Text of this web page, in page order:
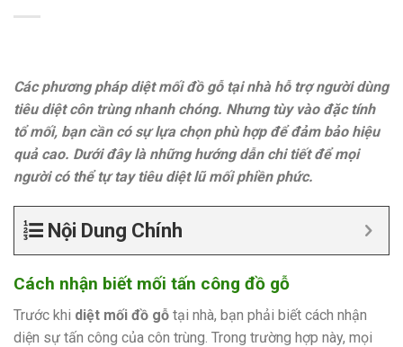
Các phương pháp diệt mối đồ gỗ tại nhà hỗ trợ người dùng
tiêu diệt côn trùng nhanh chóng. Nhưng tùy vào đặc tính
tổ mối, bạn cần có sự lựa chọn phù hợp để đảm bảo hiệu
quả cao. Dưới đây là những hướng dẫn chi tiết để mọi
người có thể tự tay tiêu diệt lũ mối phiền phức.
Nội Dung Chính
Cách nhận biết mối tấn công đồ gỗ
Trước khi diệt mối đồ gỗ tại nhà, bạn phải biết cách nhận
diện sự tấn công của côn trùng. Trong trường hợp này, mọi